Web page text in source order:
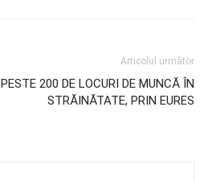
Articolul următor
PESTE 200 DE LOCURI DE MUNCĂ ÎN
STRĂINĂTATE, PRIN EURES